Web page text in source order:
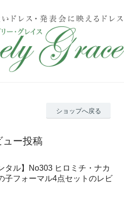
ショップへ戻る
ュー投稿
タル】No303 ヒロミチ・ナカ
子フォーマル4点セットのレビ